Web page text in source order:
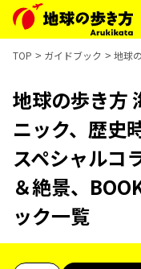
TOP ガイドブック 地球
地球の歩き方
ニック、歴史
スペシャルコ
＆絶景、
ック一覧